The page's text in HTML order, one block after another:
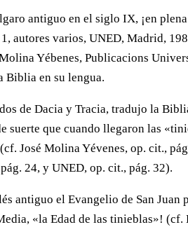
antiguo en el siglo IX, ¡en
autores varios, UNED, Madrid,
Yébenes, Publicacions
Biblia en su lengua.
de Dacia y Tracia, tradujo la
suerte que cuando llegaron las
José Molina Yévenes, op. cit.,
24, y UNED, op. cit., pág. 32).
antiguo el Evangelio de San Juan
«la Edad de las tinieblas»! (cf.